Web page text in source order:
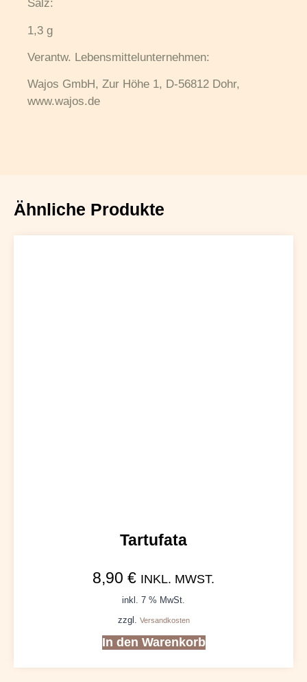
Salz:
1,3 g
Verantw. Lebensmittel­unternehmen:
Wajos GmbH, Zur Höhe 1, D-56812 Dohr,
www.wajos.de
Ähnliche Produkte
Tartufata
8,90 € INKL. MWST.
inkl. 7 % MwSt.
zzgl. Versandkosten
In den Warenkorb